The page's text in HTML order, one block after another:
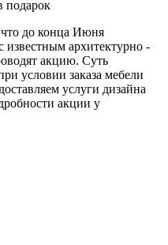
подарок
до конца Июня
известным архитектурно -
акцию. Суть
условии заказа мебели
услуги дизайна
акции у